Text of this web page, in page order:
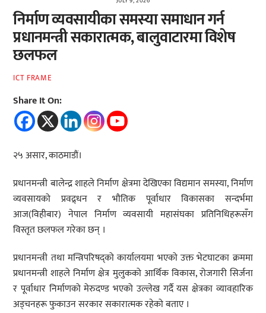
निर्माण व्यवसायीका समस्या समाधान गर्न
प्रधानमन्त्री सकारात्मक, बालुवाटारमा विशेष
छलफल
ICT FRAME
Share It On:
२५ असार, काठमाडौं।
प्रधानमन्त्री बालेन्द्र शाहले निर्माण क्षेत्रमा देखिएका विद्यमान समस्या, निर्माण
व्यवसायको प्रवद्र्धन र भौतिक पूर्वाधार विकासका सन्दर्भमा
आज(विहीबार) नेपाल निर्माण व्यवसायी महासंघका प्रतिनिधिहरूसँग
विस्तृत छलफल गरेका छन् ।
प्रधानमन्त्री तथा मन्त्रिपरिषद्को कार्यालयमा भएको उक्त भेटघाटका क्रममा
प्रधानमन्त्री शाहले निर्माण क्षेत्र मुलुकको आर्थिक विकास, रोजगारी सिर्जना
र पूर्वाधार निर्माणको मेरुदण्ड भएको उल्लेख गर्दै यस क्षेत्रका व्यावहारिक
अड्चनहरू फुकाउन सरकार सकारात्मक रहेको बताए ।